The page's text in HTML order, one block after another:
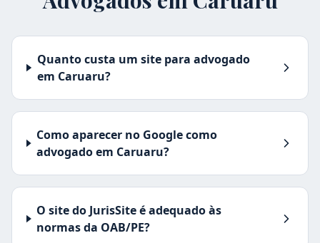
Quanto custa um site para advogado
em Caruaru?
Como aparecer no Google como
advogado em Caruaru?
O site do JurisSite é adequado às
normas da OAB/PE?